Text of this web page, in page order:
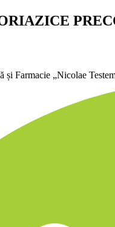
și Farmacie „Nicolae